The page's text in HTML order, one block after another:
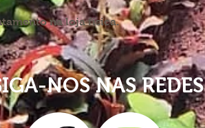
na loja fisica.
NOS NAS REDES